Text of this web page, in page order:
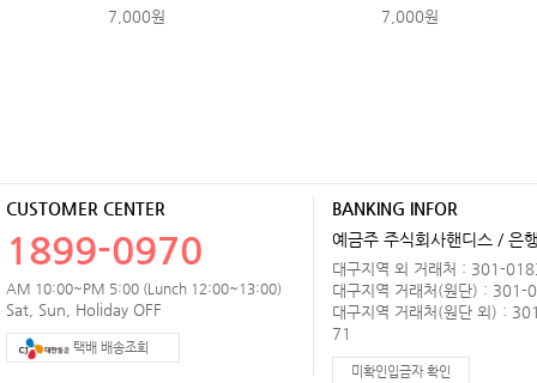
7,000원 7,000원
CUSTOMER CENTER
1899-0970
AM 10:00~PM 5:00 (Lunch 12:00~13:00)
Sat, Sun, Holiday OFF
택배 배송조회
BANKING INFOR
예금주 주식회사핸디스 / 은
대구지역 외 거래처 : 301-
대구지역 거래처(원단) :
대구지역 거래처(원단 외) :
71
미확인입금자 확인